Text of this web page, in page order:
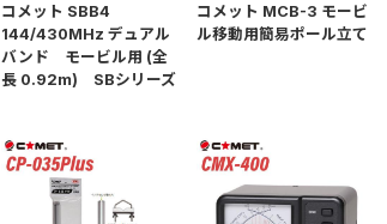
コメット SBB4
144/430MHz デュアル
バンド モービル用 (全
長 0.92m) SBシリーズ
コメット MCB-3 モービ
ル移動用簡易ポール立て